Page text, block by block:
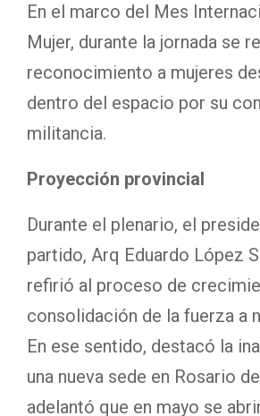
En el marco del Mes
Mujer, durante la jornada se
reconocimiento a mujeres
dentro del espacio por su
militancia.
Proyección provincial
Durante el plenario, el
partido, Arq Eduardo López
refirió al proceso de
consolidación de la fuerza a
En ese sentido, destacó la
una nueva sede en Rosario
adelantó que en mayo se